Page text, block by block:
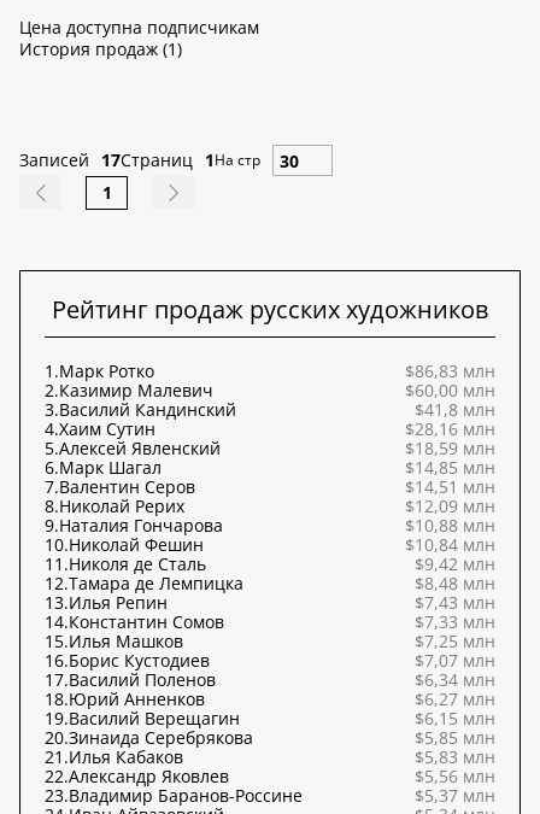
Цена доступна подписчикам
История продаж (1)
Записей 17Страниц 1На стр
1
Рейтинг продаж русских художников
1.Марк Ротко
$86,83 млн
2.Казимир Малевич
$60,00 млн
3.Василий Кандинский
$41,8 млн
4.Хаим Сутин
$28,16 млн
5.Алексей Явленский
$18,59 млн
6.Марк Шагал
$14,85 млн
7.Валентин Серов
$14,51 млн
8.Николай Рерих
$12,09 млн
9.Наталия Гончарова
$10,88 млн
10.Николай Фешин
$10,84 млн
11.Николя де Сталь
$9,42 млн
12.Тамара де Лемпицка
$8,48 млн
13.Илья Репин
$7,43 млн
14.Константин Сомов
$7,33 млн
15.Илья Машков
$7,25 млн
16.Борис Кустодиев
$7,07 млн
17.Василий Поленов
$6,34 млн
18.Юрий Анненков
$6,27 млн
19.Василий Верещагин
$6,15 млн
20.Зинаида Серебрякова
$5,85 млн
21.Илья Кабаков
$5,83 млн
22.Александр Яковлев
$5,56 млн
23.Владимир Баранов-Россине
$5,37 млн